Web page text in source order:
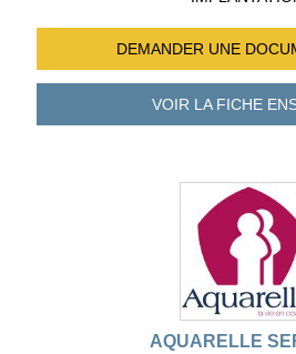
DEMANDER UNE
VOIR LA FICHE
AQUARELLE